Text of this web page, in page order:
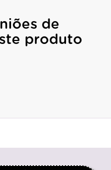
de
produto